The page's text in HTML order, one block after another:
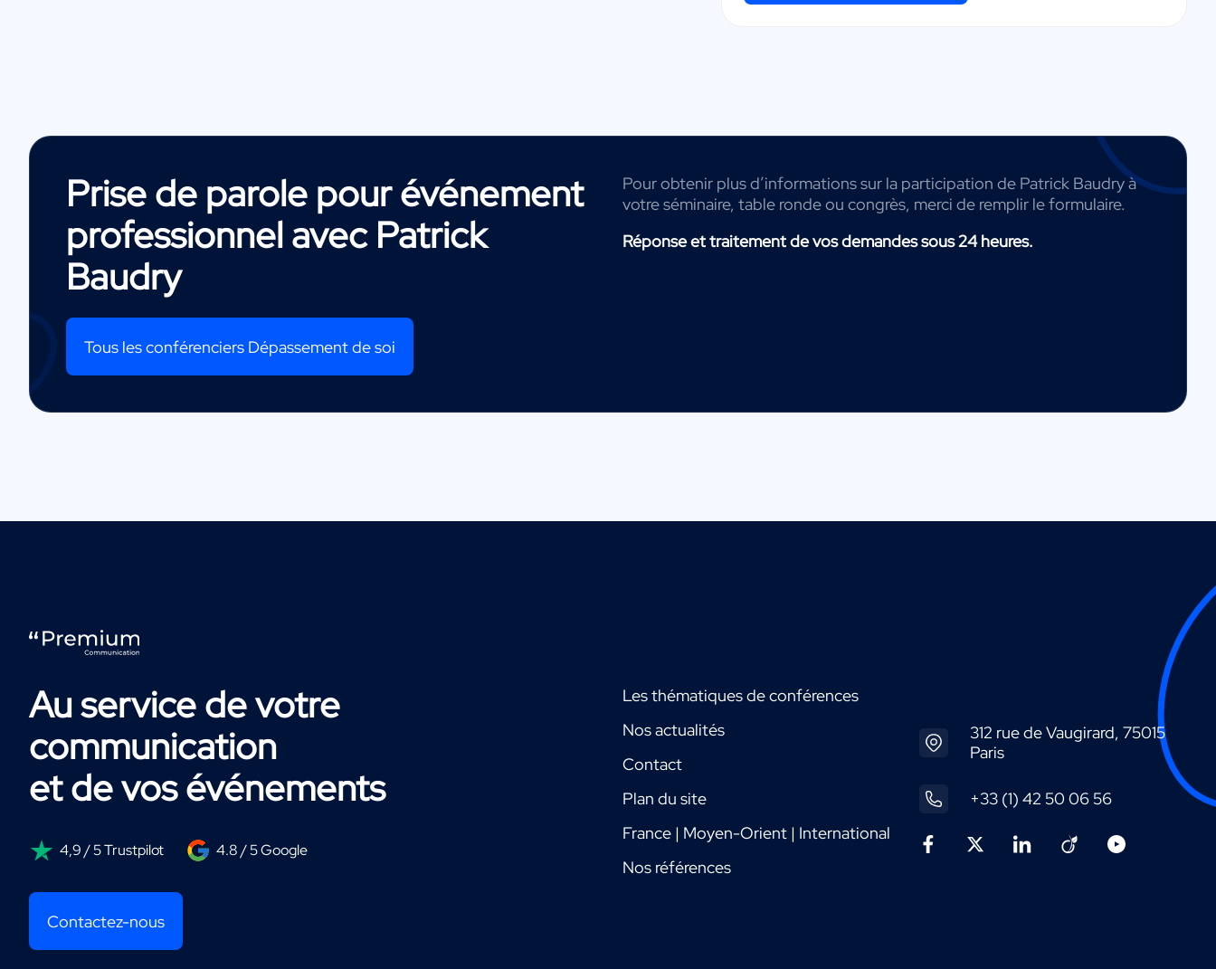
Prise de parole pour événement
professionnel avec Patrick
Baudry
Tous les conférenciers Dépassement de soi
Pour obtenir plus d’informations sur la participation de Patrick Baudry à
votre séminaire, table ronde ou congrès, merci de remplir le formulaire.
Réponse et traitement de vos demandes sous 24 heures.
Au service de votre
communication
et de vos événements
4,9 / 5 Trustpilot 4.8 / 5 Google
Contactez-nous
Les thématiques de conférences
Nos actualités
Contact
Plan du site
France | Moyen-Orient | International
Nos références
312 rue de Vaugirard, 75015
Paris
+33 (1) 42 50 06 56